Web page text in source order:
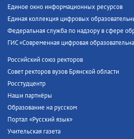
Единое окно информационных ресурсов
Единая коллекция цифровых
Федеральная служба по надзору в сфере
ГИС «Современная цифровая
Российский союз ректоров
Совет ректоров вузов Брянской области
Росстудцентр
Наши партнёры
Образование на русском
Портал «Русский язык»
Учительская газета